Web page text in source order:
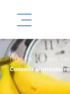
principal
MENU
PiLeJe Conseils
Conseils